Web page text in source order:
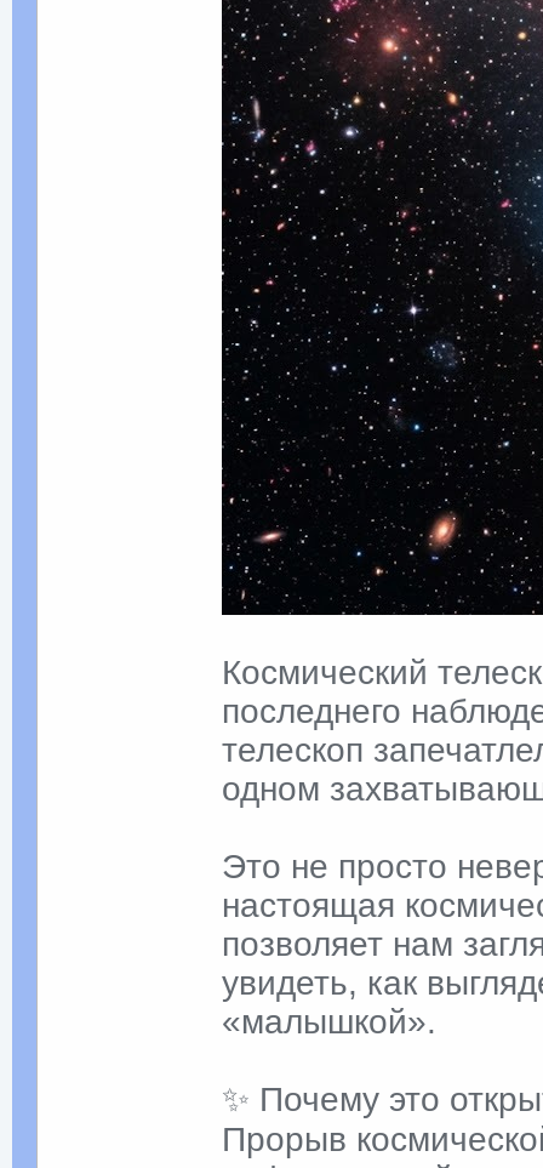
Космический
последнего
телескоп
одном
Это не просто
настоящая
позволяет нам
увидеть, как
«малышкой».
✨ Почему это
Прорыв